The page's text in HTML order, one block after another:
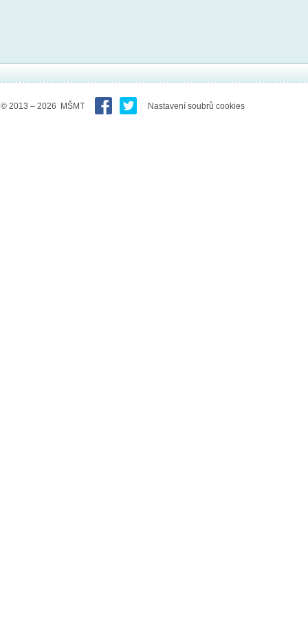
© 2013 – 2026 MŠMT Nastavení soubrů cookies